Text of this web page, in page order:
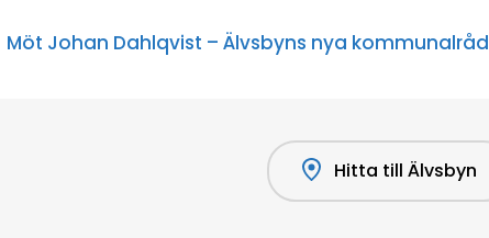
Möt Johan Dahlqvist – Älvsbyns nya kommunalråd
Hitta till Älvsbyn